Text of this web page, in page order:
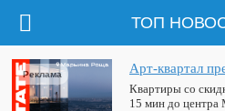
ТОП
Арт-квартал
Квартиры со
15 мин до центра
Реклама